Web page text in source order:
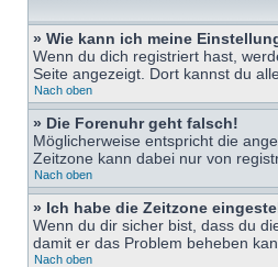
» Wie kann ich meine
Wenn du dich registriert hast,
Seite angezeigt. Dort kannst du
Nach oben
» Die Forenuhr geht falsch!
Möglicherweise entspricht die
Zeitzone kann dabei nur von
Nach oben
» Ich habe die Zeitzone
Wenn du dir sicher bist, dass du
damit er das Problem beheben
Nach oben